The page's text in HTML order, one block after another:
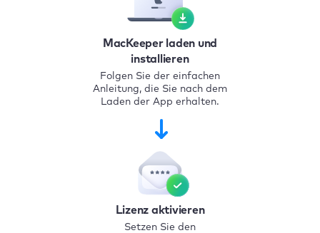
MacKeeper laden und
installieren
Folgen Sie der einfachen
Anleitung, die Sie nach dem
Laden der App erhalten.
Lizenz aktivieren
Setzen Sie den